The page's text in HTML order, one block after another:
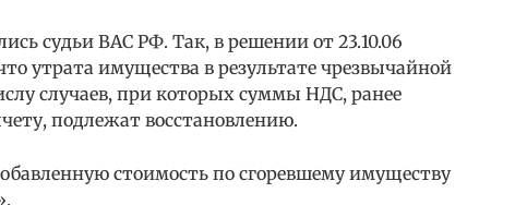
судьи ВАС РФ. Так, в решении от 23.10.06
утрата имущества в результате чрезвычайной
случаев, при которых суммы НДС, ранее
подлежат восстановлению.
стоимость по сгоревшему имуществу